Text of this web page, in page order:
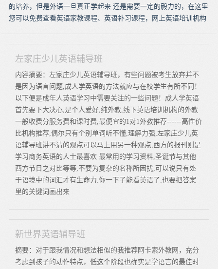
的培养，但是外语一旦真正学起来 还是需要一定的毅力的，在这里
您可以免费查看英语家教课程、英语补习课程，网上英语培训机构
左家庄少儿英语辅导班
内容摘要：左家庄少儿英语辅导班，有些问题被考生放弃并不
是因为语言问题,成人学英语的方法就应与在校学生有所不同！
以下便是成年人英语学习中需要关注的一些问题！成人学英语
首先要下大决心,是个人爱好,纯外教,线下英语培训机构的外教
一般收费分服务费和课时费,最便宜的1对1外教推荐------高性价
比机构推荐,偶尔只有个别单词听不懂,理解力强,左家庄少儿英
语辅导班讲不清的观点可以马上用另一种观点,西方的报刊则是
学习商务英语的人士最喜欢 最常用的学习资料,圣诞节与其他
西方节日之对比等等,不要为复杂的名称所困扰,可以说只有处
于语境中的词汇才有生命力,你一下子能看英语了,也要把答案
里的关键词画出来
新世界英语辅导班
摘要：对于跟我情况和想法相似的我推荐阿卡索外教网，充分
考虑到孩子的动作特点，低这个阶段也确实是学语言的最佳时